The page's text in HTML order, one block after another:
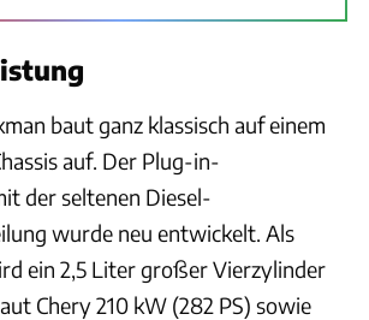
baut ganz klassisch auf einem
auf. Der Plug-in-
der seltenen Diesel-
wurde neu entwickelt. Als
ein 2,5 Liter großer Vierzylinder
Chery 210 kW (282 PS) sowie